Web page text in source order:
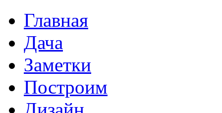
Главная
Дача
Заметки
Построим